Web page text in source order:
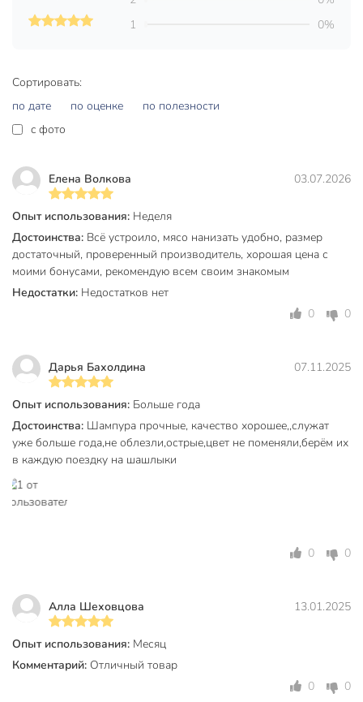
приготовления на открытом огне. Это делает готовку на
свежем воздухе более комфортной и приятной.
Количество в наборе, шт
Длина шампура, мм
Толщина шампура, мм
Бренд
Страна производства
Китай
Тип
шампуры
Тип лезвия
Артикул производителя
Вес в упаковке
Габариты упаковки
3 x 12 x 50 см
Сортировать:
по дате
по оценке
по полезности
c фото
Елена Волкова 03.07.2026
Опыт использования: Неделя
Достоинства: Всё устроило, мясо нанизать удобно, размер
достаточный, проверенный производитель, хорошая цена с
моими бонусами, рекомендую всем своим знакомым
Недостатки: Недостатков нет
0
0
Дарья Бахолдина 07.11.2025
Опыт использования: Больше года
Достоинства: Шампура прочные, качество хорошее,,служат
уже больше года,не облезли,острые,цвет не поменяли,берём их
в каждую поездку на шашлыки
0 0
Алла Шеховцова 13.01.2025
Опыт использования: Месяц
Комментарий: Отличный товар
0
0
1
0%